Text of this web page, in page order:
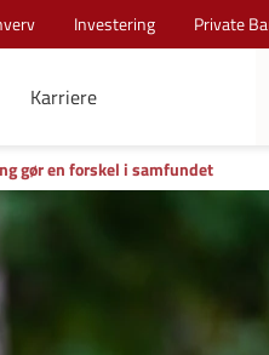
Investering Private
Karriere
gør en forskel i samfundet